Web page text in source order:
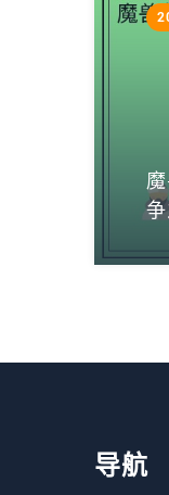
导航